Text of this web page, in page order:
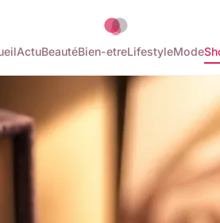
ActuBeautéBien-etreLifestyleMode